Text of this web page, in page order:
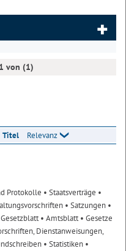
von (1)
Titel Relevanz
Protokolle • Staatsverträge •
• Satzungen •
Gesetzblatt• Amtsblatt• Gesetze
Dienstanweisungen,
• Statistiken •